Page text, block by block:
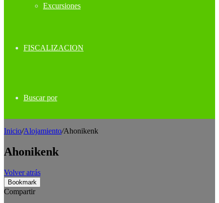
Excursiones
FISCALIZACION
Buscar por
Inicio/Alojamiento/Ahonikenk
Ahonikenk
Volver atrás
Bookmark
Compartir